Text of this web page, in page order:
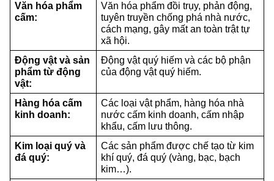
Văn hóa phẩm
cấm:
Văn hóa phẩm đồi trụy, phản động,
tuyên truyền chống phá nhà nước,
cách mạng, gây mất an toàn trật tự
xã hội.
Động vật và sản
phẩm từ động
vật:
Động vật quý hiếm và các bộ phận
của động vật quý hiếm.
Hàng hóa cấm
kinh doanh:
Các loại vật phẩm, hàng hóa nhà
nước cấm kinh doanh, cấm nhập
khẩu, cấm lưu thông.
Kim loại quý và
đá quý:
Các sản phẩm được chế tạo từ kim
khí quý, đá quý (vàng, bạc, bạch
kim…).